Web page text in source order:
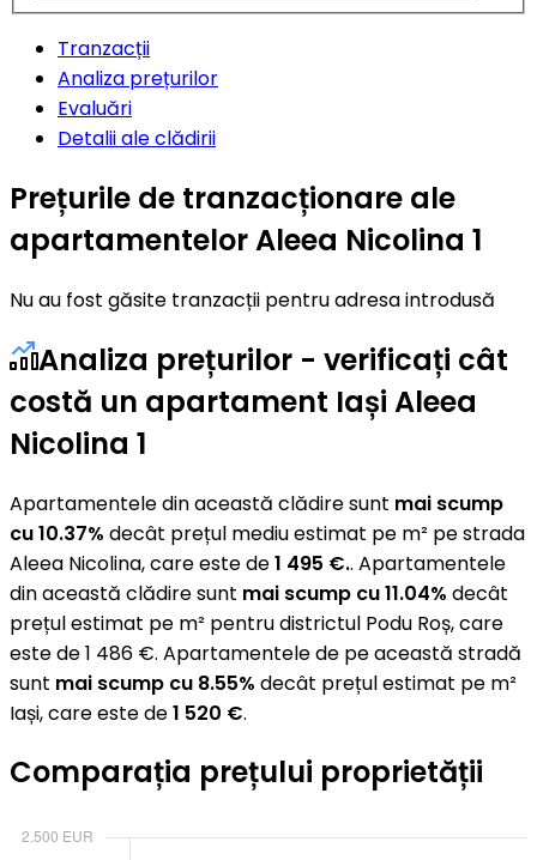
Tranzacții
Analiza prețurilor
Evaluări
Detalii ale clădirii
Prețurile de tranzacționare ale
apartamentelor Aleea Nicolina 1
Nu au fost găsite tranzacții pentru adresa introdusă
Analiza prețurilor - verificați cât
costă un apartament Iași Aleea
Nicolina 1
Apartamentele din această clădire sunt mai scump
cu 10.37% decât prețul mediu estimat pe m² pe strada
Aleea Nicolina, care este de1 495 €.. Apartamentele
din această clădire sunt mai scump cu 11.04% decât
prețul estimat pe m² pentru districtul Podu Roș, care
este de 1 486 €. Apartamentele de pe această stradă
sunt mai scump cu 8.55% decât prețul estimat pe m²
Iași, care este de1 520 €.
Comparația prețului proprietății